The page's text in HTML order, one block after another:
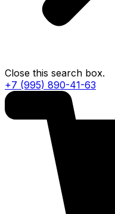
Close this search box.
+7 (995) 890-41-63